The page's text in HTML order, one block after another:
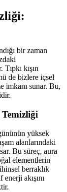
bir zaman
kışın
de bizlere içsel
imkanı sunar. Bu,
yüksek
alanlarındaki
Bu süreç, aura
elementlerin
berraklık
akışını